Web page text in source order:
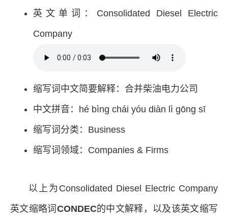
英文单词：Consolidated Diesel Electric
Company
缩写词中文简要解释：合并柴油电力公司
中文拼音：hé bìng chái yóu diàn lì gōng sī
缩写词分类：Business
缩写词领域：Companies & Firms
以上为Consolidated Diesel Electric Company
英文缩略词 CONDEC的中文解释，以及该英文缩写